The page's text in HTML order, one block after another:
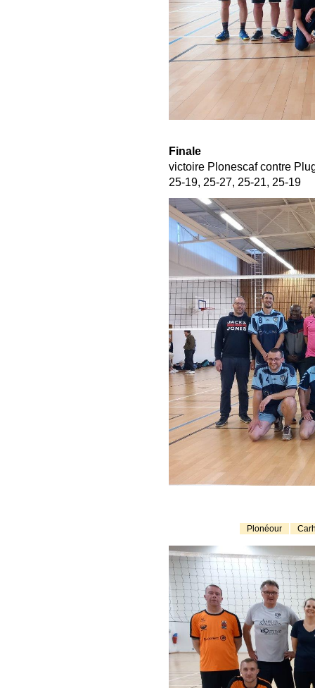
Finale
victoire Plonescaf contre
25-19, 25-27, 25-21, 25-19
Plonéour